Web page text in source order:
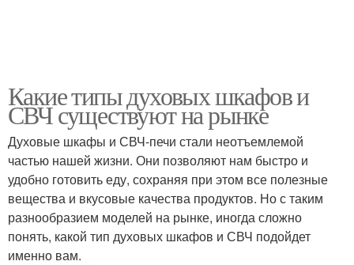
Какие типы духовых шкафов и
СВЧ существуют на рынке
Духовые шкафы и СВЧ-печи стали неотъемлемой
частью нашей жизни. Они позволяют нам быстро и
удобно готовить еду, сохраняя при этом все полезные
вещества и вкусовые качества продуктов. Но с таким
разнообразием моделей на рынке, иногда сложно
понять, какой тип духовых шкафов и СВЧ подойдет
именно вам.